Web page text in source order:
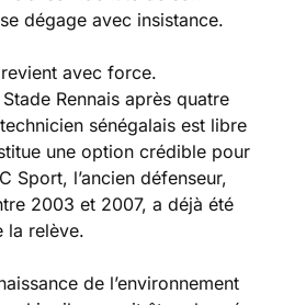
dégage avec insistance.
avec force.
Rennais après quatre
sénégalais est libre
une option crédible pour
Sport, l’ancien défenseur,
2003 et 2007, a déjà été
la relève.
de l’environnement